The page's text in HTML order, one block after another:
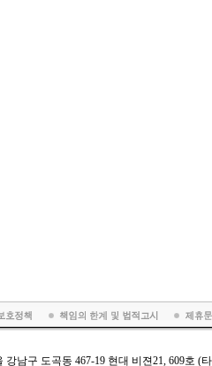
강남구 도곡동 467-19 현대 비젼21, 609호 (